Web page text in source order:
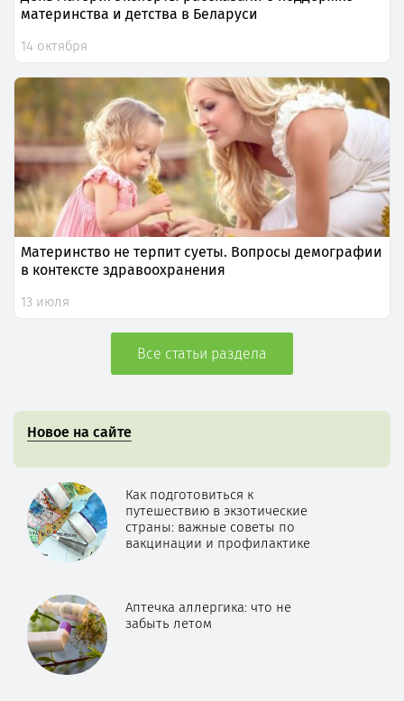
материнства и детства в Беларуси
14 октября
Материнство не терпит суеты. Вопросы демографии
в контексте здравоохранения
13 июля
Все статьи раздела
Новое на сайте
Как подготовиться к
путешествию в экзотические
страны: важные советы по
вакцинации и профилактике
Аптечка аллергика: что не
забыть летом